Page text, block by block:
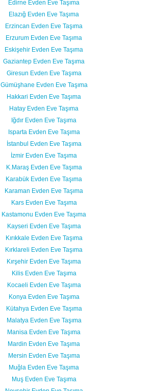
Edirne Evden Eve Taşıma
Elazığ Evden Eve Taşıma
Erzincan Evden Eve Taşıma
Erzurum Evden Eve Taşıma
Eskişehir Evden Eve Taşıma
Gaziantep Evden Eve Taşıma
Giresun Evden Eve Taşıma
Gümüşhane Evden Eve Taşıma
Hakkari Evden Eve Taşıma
Hatay Evden Eve Taşıma
Iğdır Evden Eve Taşıma
Isparta Evden Eve Taşıma
İstanbul Evden Eve Taşıma
İzmir Evden Eve Taşıma
K.Maraş Evden Eve Taşıma
Karabük Evden Eve Taşıma
Karaman Evden Eve Taşıma
Kars Evden Eve Taşıma
Kastamonu Evden Eve Taşıma
Kayseri Evden Eve Taşıma
Kırıkkale Evden Eve Taşıma
Kırklareli Evden Eve Taşıma
Kırşehir Evden Eve Taşıma
Kilis Evden Eve Taşıma
Kocaeli Evden Eve Taşıma
Konya Evden Eve Taşıma
Kütahya Evden Eve Taşıma
Malatya Evden Eve Taşıma
Manisa Evden Eve Taşıma
Mardin Evden Eve Taşıma
Mersin Evden Eve Taşıma
Muğla Evden Eve Taşıma
Muş Evden Eve Taşıma